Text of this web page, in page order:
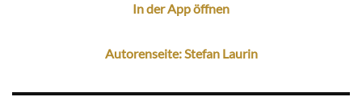
In der App öffnen
Autorenseite: Stefan Laurin